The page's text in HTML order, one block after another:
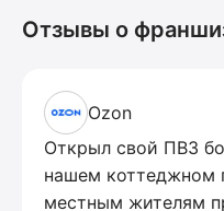
Отзывы о
Ozon
Открыл свой ПВЗ
нашем коттеджном
местным жителям